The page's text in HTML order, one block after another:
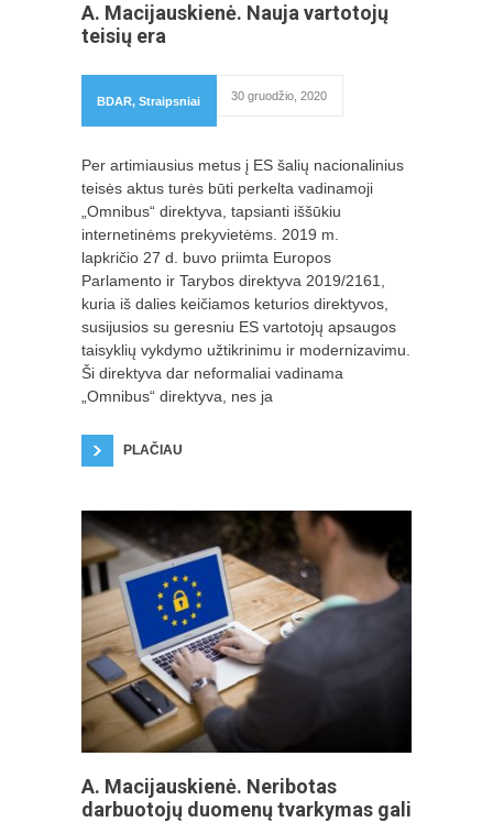
A. Macijauskienė. Nauja vartotojų
teisių era
BDAR, Straipsniai 30 gruodžio, 2020
Per artimiausius metus į ES šalių nacionalinius
teisės aktus turės būti perkelta vadinamoji
„Omnibus“ direktyva, tapsianti iššūkiu
internetinėms prekyvietėms. 2019 m.
lapkričio 27 d. buvo priimta Europos
Parlamento ir Tarybos direktyva 2019/2161,
kuria iš dalies keičiamos keturios direktyvos,
susijusios su geresniu ES vartotojų apsaugos
taisyklių vykdymo užtikrinimu ir modernizavimu.
Ši direktyva dar neformaliai vadinama
„Omnibus“ direktyva, nes ja
PLAČIAU
A. Macijauskienė. Neribotas
darbuotojų duomenų tvarkymas gali